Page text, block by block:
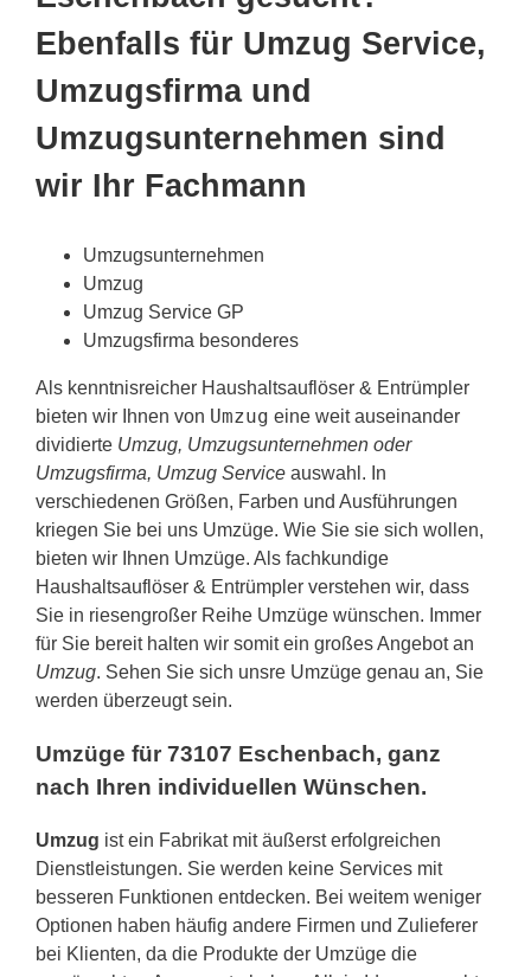
Ebenfalls für Umzug Service,
Umzugsfirma und
Umzugsunternehmen sind
wir Ihr Fachmann
Umzugsunternehmen
Umzug
Umzug Service GP
Umzugsfirma besonderes
Als kenntnisreicher Haushaltsauflöser & Entrümpler
bieten wir Ihnen von Umzug eine weit auseinander
dividierte Umzug, Umzugsunternehmen oder
Umzugsfirma, Umzug Service auswahl. In
verschiedenen Größen, Farben und Ausführungen
kriegen Sie bei uns Umzüge. Wie Sie sie sich wollen,
bieten wir Ihnen Umzüge. Als fachkundige
Haushaltsauflöser & Entrümpler verstehen wir, dass
Sie in riesengroßer Reihe Umzüge wünschen. Immer
für Sie bereit halten wir somit ein großes Angebot an
Umzug. Sehen Sie sich unsre Umzüge genau an, Sie
werden überzeugt sein.
Umzüge für 73107 Eschenbach, ganz
nach Ihren individuellen Wünschen.
Umzug ist ein Fabrikat mit äußerst erfolgreichen
Dienstleistungen. Sie werden keine Services mit
besseren Funktionen entdecken. Bei weitem weniger
Optionen haben häufig andere Firmen und Zulieferer
bei Klienten, da die Produkte der Umzüge die